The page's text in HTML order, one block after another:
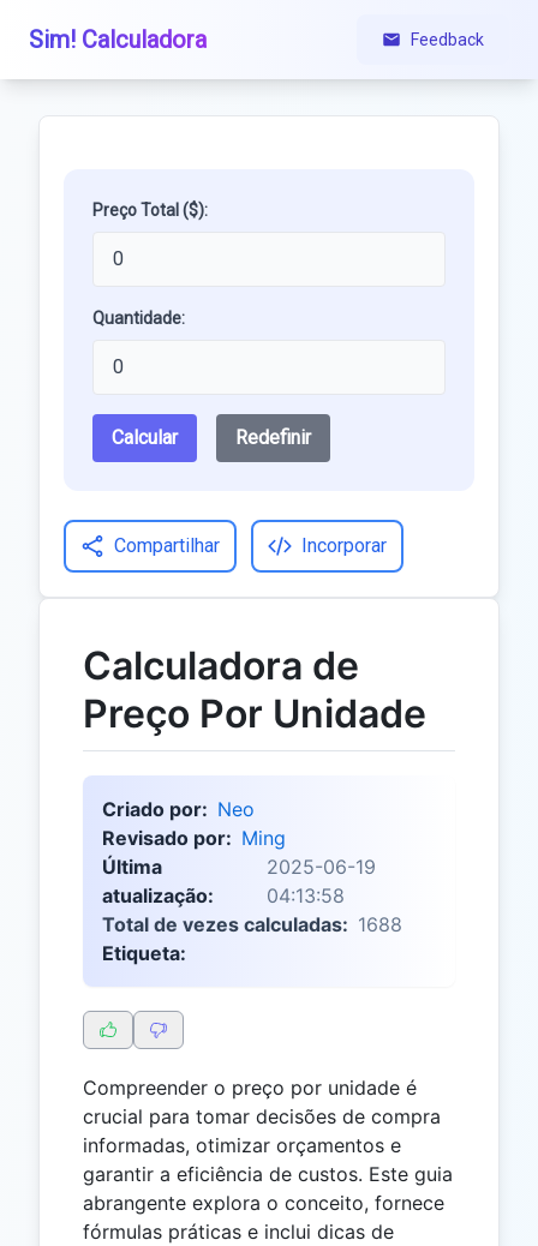
Sim! Calculadora Feedback
Preço Total ($):
Quantidade:
Calcular Redefinir
Compartilhar Incorporar
Calculadora de
Preço Por Unidade
Criado por: Neo
Revisado por: Ming
Última
atualização:
2025-06-19
04:13:58
Total de vezes calculadas: 1688
Etiqueta:
Compreender o preço por unidade é
crucial para tomar decisões de compra
informadas, otimizar orçamentos e
garantir a eficiência de custos. Este guia
abrangente explora o conceito, fornece
fórmulas práticas e inclui dicas de